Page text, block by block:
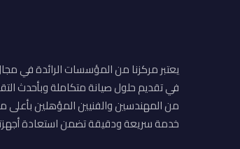
يعتبر مركزنا من المؤسسات الرائدة في
في تقديم حلول صيانة متكاملة وبأحدث
من المهندسين والفنيين المؤهلين بأعلى
خدمة سريعة ودقيقة تضمن استعادة